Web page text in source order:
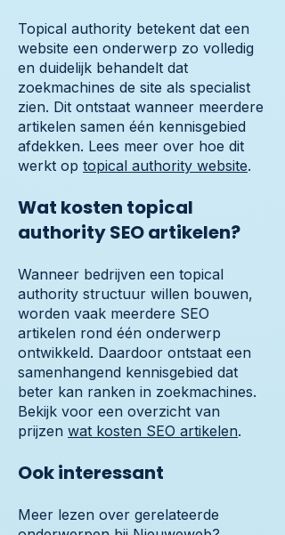
Topical authority betekent dat een
website een onderwerp zo volledig
en duidelijk behandelt dat
zoekmachines de site als specialist
zien. Dit ontstaat wanneer meerdere
artikelen samen één kennisgebied
afdekken. Lees meer over hoe dit
werkt op topical authority website.
Wat kosten topical
authority SEO artikelen?
Wanneer bedrijven een topical
authority structuur willen bouwen,
worden vaak meerdere SEO
artikelen rond één onderwerp
ontwikkeld. Daardoor ontstaat een
samenhangend kennisgebied dat
beter kan ranken in zoekmachines.
Bekijk voor een overzicht van
prijzen wat kosten SEO artikelen.
Ook interessant
Meer lezen over gerelateerde